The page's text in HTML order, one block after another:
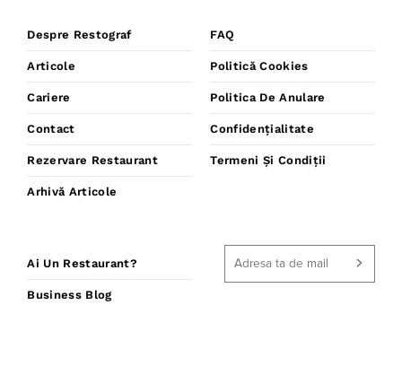
Despre Restograf
Articole
Cariere
Contact
Rezervare Restaurant
Arhivă Articole
FAQ
Politică Cookies
Politica De Anulare
Confidențialitate
Termeni Și Condiții
Ai Un Restaurant?
Business Blog